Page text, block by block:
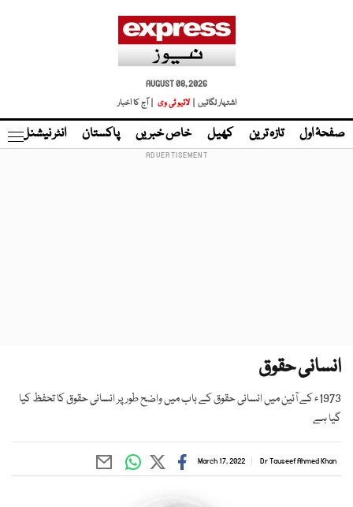
AUGUST 08, 2026
اشتہار لگائیں |
لائیو ٹی وی | آج کا اخبار
صفحۂ اول تازہ ترین کھیل خاص خبریں پاکستان انٹر نیشنل
انسانی حقوق
1973ء کے آئین میں انسانی حقوق کے باب میں واضح طور پر انسانی حقوق کا تحفظ کیا
گیا ہے
Dr Tauseef Ahmed Khan
March 17, 2022